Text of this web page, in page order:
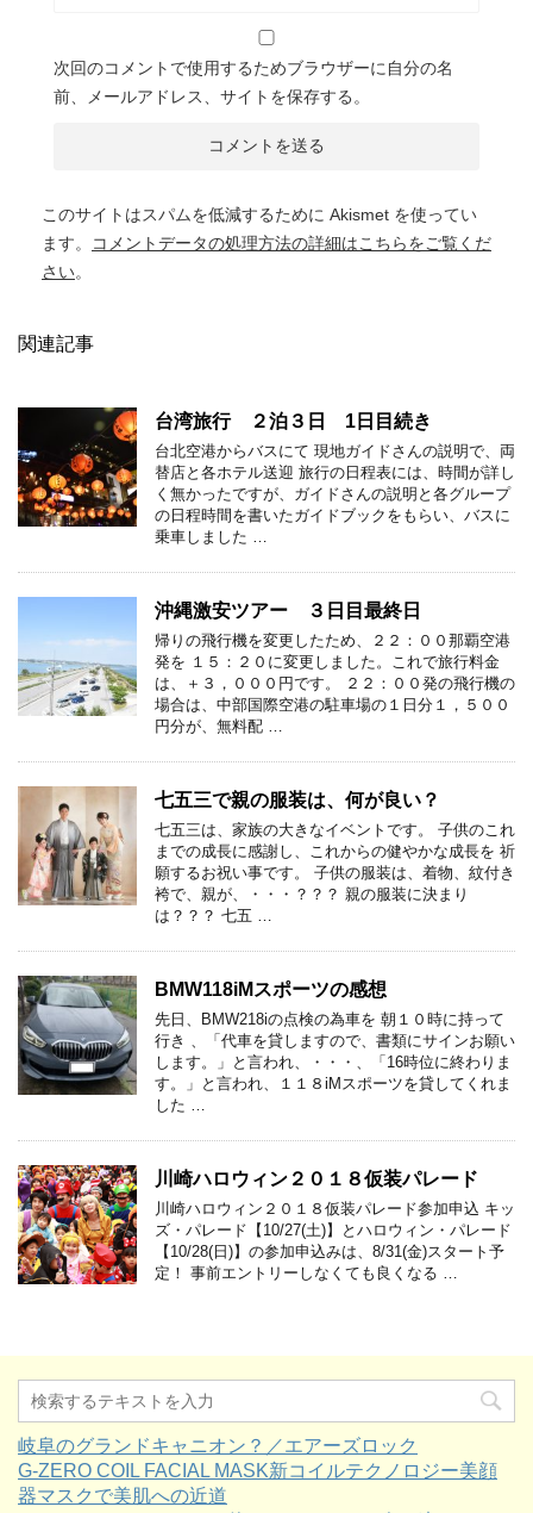
次回のコメントで使用するためブラウザーに自分の名
前、メールアドレス、サイトを保存する。
このサイトはスパムを低減するために Akismet を使ってい
ます。
コメントデータの処理方法の詳細はこちらをご覧くだ
さい。
関連記事
台湾旅行 ２泊３日 1日目続き
台北空港からバスにて 現地ガイドさんの説明で、両
替店と各ホテル送迎 旅行の日程表には、時間が詳し
く無かったですが、ガイドさんの説明と各グループ
の日程時間を書いたガイドブックをもらい、バスに
乗車しました …
沖縄激安ツアー ３日目最終日
帰りの飛行機を変更したため、２２：００那覇空港
発を １５：２０に変更しました。これで旅行料金
は、＋３，０００円です。 ２２：００発の飛行機の
場合は、中部国際空港の駐車場の１日分１，５００
円分が、無料配 …
七五三で親の服装は、何が良い？
七五三は、家族の大きなイベントです。 子供のこれ
までの成長に感謝し、これからの健やかな成長を 祈
願するお祝い事です。 子供の服装は、着物、紋付き
袴で、親が、・・・？？？ 親の服装に決まり
は？？？ 七五 …
BMW118iMスポーツの感想
先日、BMW218iの点検の為車を 朝１０時に持って
行き 、「代車を貸しますので、書類にサインお願い
します。」と言われ、・・・、「16時位に終わりま
す。」と言われ、１１８iMスポーツを貸してくれま
した …
川崎ハロウィン２０１８仮装パレード
川崎ハロウィン２０１８仮装パレード参加申込 キッ
ズ・パレード【10/27(土)】とハロウィン・パレード
【10/28(日)】の参加申込みは、8/31(金)スタート予
定！ 事前エントリーしなくても良くなる …
岐阜のグランドキャニオン？／エアーズロック
G-ZERO COIL FACIAL MASK新コイルテクノロジー美顔
器マスクで美肌への近道